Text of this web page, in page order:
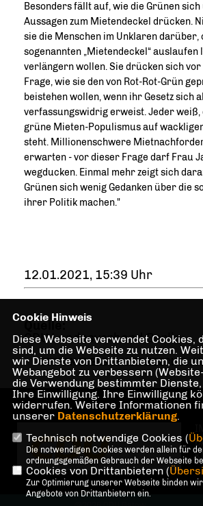
Besonders fällt auf, wie die Grünen
Aussagen zum Mietendeckel drücken.
sie die Menschen im Unklaren darüber,
sogenannten „Mietendeckel“ auslaufen
verlängern wollen. Sie drücken sich vor
Frage, wie sie den von Rot-Rot-Grün
beistehen wollen, wenn ihr Gesetz sich
verfassungswidrig erweist. Jeder
grüne Mieten-Populismus auf
steht. Millionenschwere
erwarten - vor dieser Frage darf Frau
wegducken. Einmal mehr zeigt sich
Grünen sich wenig Gedanken über die
ihrer Politik machen."
12.01.2021, 15:39 Uhr
Quelle:
CDU Landesverband Berlin
STEFAN EVERS,MIETENDECKEL,
Cookie Hinweis
Diese Webseite verwendet Cookies,
sind, um die Webseite zu nutzen.
wir Dienste von Drittanbietern, die
Webangebot zu verbessern
die Verwendung bestimmter
Ihre Einwilligung. Ihre Einwilligung
widerrufen. Weitere Informationen
unserer Datenschutzerklärung.
Technisch notwendige Cookies (
Die notwendigen Cookies werden allein für
ordnungsgemäßen Gebrauch der Webseite
Cookies von Drittanbietern (
Zur Optimierung unserer Webseite binden wir
Angebote von Drittanbietern ein.